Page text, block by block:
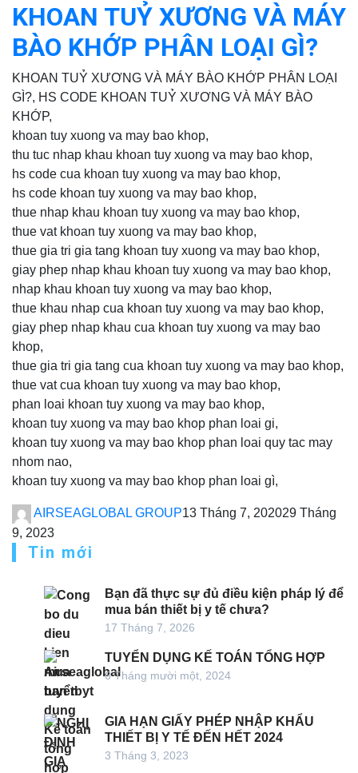
KHOAN TUỶ XƯƠNG VÀ MÁY
BÀO KHỚP PHÂN LOẠI GÌ?
KHOAN TUỶ XƯƠNG VÀ MÁY BÀO KHỚP PHÂN LOẠI
GÌ?, HS CODE KHOAN TUỶ XƯƠNG VÀ MÁY BÀO
KHỚP,
khoan tuy xuong va may bao khop,
thu tuc nhap khau khoan tuy xuong va may bao khop,
hs code cua khoan tuy xuong va may bao khop,
hs code khoan tuy xuong va may bao khop,
thue nhap khau khoan tuy xuong va may bao khop,
thue vat khoan tuy xuong va may bao khop,
thue gia tri gia tang khoan tuy xuong va may bao khop,
giay phep nhap khau khoan tuy xuong va may bao khop,
nhap khau khoan tuy xuong va may bao khop,
thue khau nhap cua khoan tuy xuong va may bao khop,
giay phep nhap khau cua khoan tuy xuong va may bao
khop,
thue gia tri gia tang cua khoan tuy xuong va may bao khop,
thue vat cua khoan tuy xuong va may bao khop,
phan loai khoan tuy xuong va may bao khop,
khoan tuy xuong va may bao khop phan loai gi,
khoan tuy xuong va may bao khop phan loai quy tac may
nhom nao,
khoan tuy xuong va may bao khop phan loai gì,
AIRSEAGLOBAL GROUP13 Tháng 7, 202029 Tháng
9, 2023
Tin mới
Bạn đã thực sự đủ điều kiện pháp lý để
mua bán thiết bị y tế chưa?
17 Tháng 7, 2026
TUYỂN DỤNG KẾ TOÁN TỔNG HỢP
6 Tháng mười một, 2024
GIA HẠN GIẤY PHÉP NHẬP KHẨU
THIẾT BỊ Y TẾ ĐẾN HẾT 2024
3 Tháng 3, 2023